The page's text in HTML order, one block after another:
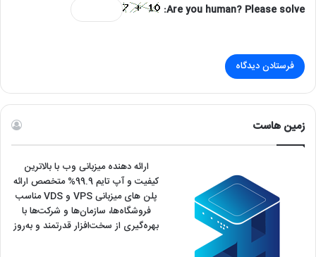
Are you human? Please solve:
زمین هاست
ارائه دهنده میزبانی وب با بالاترین
کیفیت و آپ تایم 99.9% متخصص ارائه
پلن های میزبانی VPS و VDS مناسب
فروشگاه‌ها، سازمان‌ها و شرکت‌ها با
بهره‌گیری از سخت‌افزار قدرتمند و به‌روز